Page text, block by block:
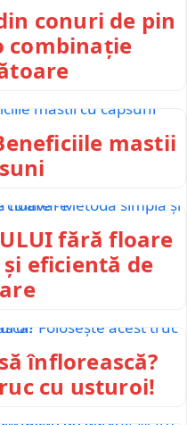
conuri de pin
combinație
mastii
fără floare
eficientă de
înflorească?
cu usturoi!